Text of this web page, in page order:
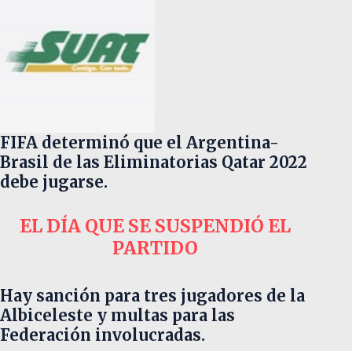
FIFA determinó que el Argentina-
Brasil de las Eliminatorias Qatar 2022
debe jugarse.
EL DÍA QUE SE SUSPENDIÓ EL
PARTIDO
Hay sanción para tres jugadores de la
Albiceleste y multas para las
Federación involucradas.